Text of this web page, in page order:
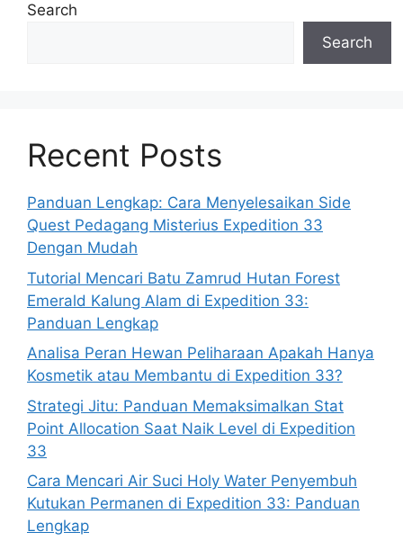
Search
Search
Recent Posts
Panduan Lengkap: Cara Menyelesaikan Side
Quest Pedagang Misterius Expedition 33
Dengan Mudah
Tutorial Mencari Batu Zamrud Hutan Forest
Emerald Kalung Alam di Expedition 33:
Panduan Lengkap
Analisa Peran Hewan Peliharaan Apakah Hanya
Kosmetik atau Membantu di Expedition 33?
Strategi Jitu: Panduan Memaksimalkan Stat
Point Allocation Saat Naik Level di Expedition
33
Cara Mencari Air Suci Holy Water Penyembuh
Kutukan Permanen di Expedition 33: Panduan
Lengkap